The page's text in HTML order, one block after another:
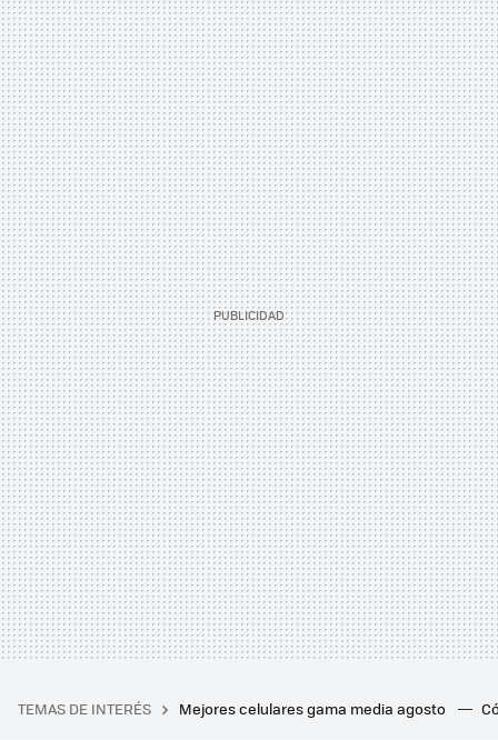
TEMAS DE INTERÉS Mejores celulares gama media agosto